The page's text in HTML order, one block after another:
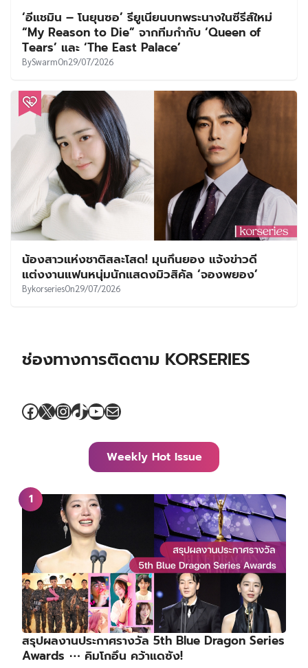
‘อีแชมิน – โนยุนซอ’ รียูเนียนบทพระนางในซีรีส์ใหม่
“My Reason to Die” จากทีมกำกับ ‘Queen of
Tears’ และ ‘The East Palace’
BySwarmOn29/07/2026
น้องสาวแห่งชาติสละโสด! มุนกึนยอง แจ้งข่าวดี
แต่งงานแฟนหนุ่มนักแสดงมิวสิคัล ‘จองพยอง’
BykorseriesOn29/07/2026
ช่องทางการติดตาม KORSERIES
Facebook
X Instagram
TikTok
YouTube
Mail
Weekly Hot Issue
สรุปผลงานประกาศรางวัล 5th Blue Dragon Series
Awards ⋯ คิมโกอึน คว้าแดซัง!